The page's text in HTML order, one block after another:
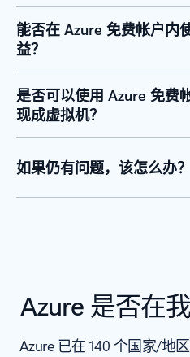
能否在 Azure 免费帐户内
益？
是否可以使用 Azure 免费
现成虚拟机？
如果仍有问题，该怎么办？
Azure 是否在
Azure 已在 140 个国家/地